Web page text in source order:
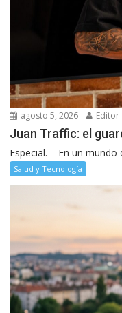
agosto 5, 2026 Editor
Juan Traffic: el
Especial. – En un mundo
Salud y Tecnología